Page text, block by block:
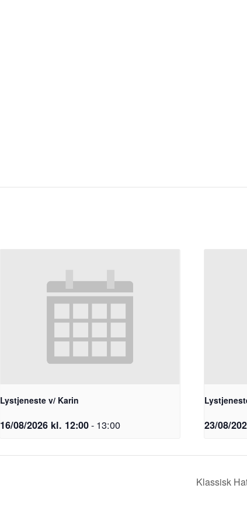
Lystjeneste v/ Karin
16/08/2026 kl. 12:00- 13:00 23/08/
Klassisk